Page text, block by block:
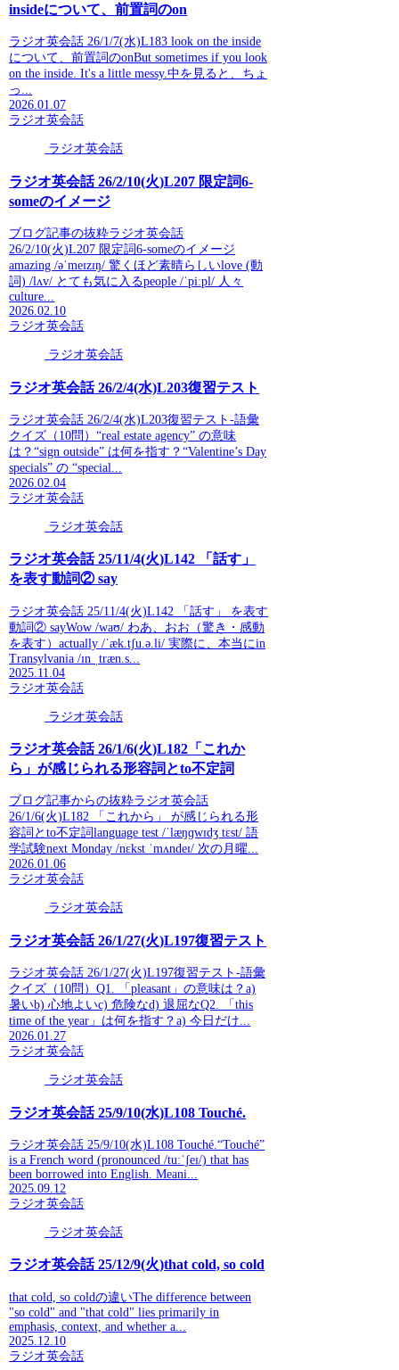
insideについて、前置詞のon
ラジオ英会話 26/1/7(水)L183 look on the inside
について、前置詞のonBut sometimes if you look
on the inside. It's a little messy.中を見ると、ちょ
っ...
2026.01.07
ラジオ英会話
ラジオ英会話
ラジオ英会話 26/2/10(火)L207 限定詞6-
someのイメージ
ブログ記事の抜粋ラジオ英会話
26/2/10(火)L207 限定詞6-someのイメージ
amazing /əˈmeɪzɪŋ/ 驚くほど素晴らしいlove (動
詞) /lʌv/ とても気に入るpeople /ˈpiːpl/ 人々
culture...
2026.02.10
ラジオ英会話
ラジオ英会話
ラジオ英会話 26/2/4(水)L203復習テスト
ラジオ英会話 26/2/4(水)L203復習テスト-語彙
クイズ（10問）“real estate agency” の意味
は？“sign outside” は何を指す？“Valentine’s Day
specials” の “special...
2026.02.04
ラジオ英会話
ラジオ英会話
ラジオ英会話 25/11/4(火)L142 「話す」
を表す動詞② say
ラジオ英会話 25/11/4(火)L142 「話す」 を表す
動詞② sayWow /waʊ/ わあ、おお（驚き・感動
を表す）actually /ˈæk.tʃu.ə.li/ 実際に、本当にin
Transylvania /ɪn ˌtræn.s...
2025.11.04
ラジオ英会話
ラジオ英会話
ラジオ英会話 26/1/6(火)L182「これか
ら」が感じられる形容詞とto不定詞
ブログ記事からの抜粋ラジオ英会話
26/1/6(火)L182 「これから」 が感じられる形
容詞とto不定詞language test /ˈlæŋɡwɪdʒ tɛst/ 語
学試験next Monday /nɛkst ˈmʌndeɪ/ 次の月曜...
2026.01.06
ラジオ英会話
ラジオ英会話
ラジオ英会話 26/1/27(火)L197復習テスト
ラジオ英会話 26/1/27(火)L197復習テスト-語彙
クイズ（10問）Q1. 「pleasant」の意味は？a)
暑いb) 心地よいc) 危険なd) 退屈なQ2. 「this
time of the year」は何を指す？a) 今日だけ...
2026.01.27
ラジオ英会話
ラジオ英会話
ラジオ英会話 25/9/10(水)L108 Touché.
ラジオ英会話 25/9/10(水)L108 Touché.“Touché”
is a French word (pronounced /tuːˈʃeɪ/) that has
been borrowed into English. Meani...
2025.09.12
ラジオ英会話
ラジオ英会話
ラジオ英会話 25/12/9(火)that cold, so cold
that cold, so coldの違いThe difference between
"so cold" and "that cold" lies primarily in
emphasis, context, and whether a...
2025.12.10
ラジオ英会話